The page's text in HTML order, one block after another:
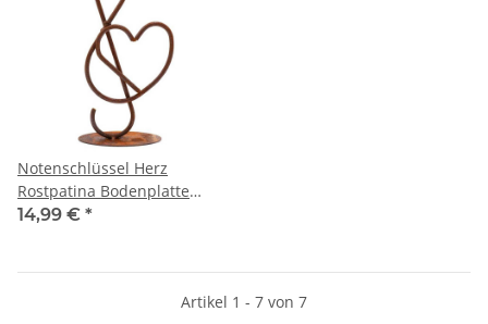
Notenschlüssel Herz
Rostpatina Bodenplatte
Musik Liebe
14,99 € *
Artikel 1 - 7 von 7